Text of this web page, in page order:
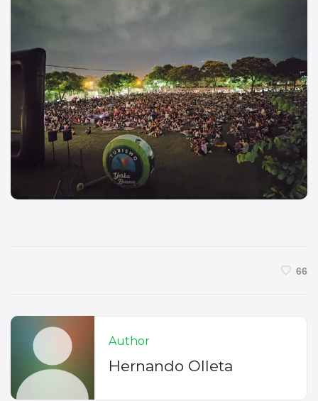
66
Author
Hernando Olleta